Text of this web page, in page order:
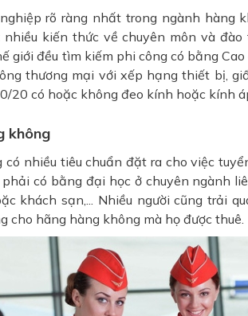
rõ ràng nhất trong ngành hàng
kiến thức về chuyên môn và
giới đều tìm kiếm phi công có bằng
thương mại với xếp hạng thiết bị,
20 có hoặc không đeo kính hoặc kính
không
có nhiều tiêu chuẩn đặt ra cho việc
có bằng đại học ở chuyên ngành
khách sạn,... Nhiều người cũng trải
cho hãng hàng không mà họ được thuê.